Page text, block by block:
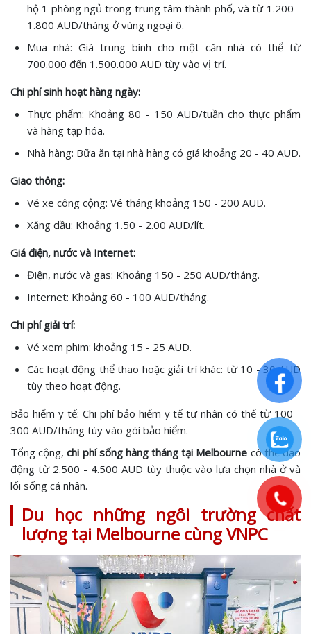
hộ 1 phòng ngủ trong trung tâm thành phố, và từ 1.200 -
1.800 AUD/tháng ở vùng ngoại ô.
Mua nhà: Giá trung bình cho một căn nhà có thể từ
700.000 đến 1.500.000 AUD tùy vào vị trí.
Chi phí sinh hoạt hàng ngày:
Thực phẩm: Khoảng 80 - 150 AUD/tuần cho thực phẩm
và hàng tạp hóa.
Nhà hàng: Bữa ăn tại nhà hàng có giá khoảng 20 - 40 AUD.
Giao thông:
Vé xe công cộng: Vé tháng khoảng 150 - 200 AUD.
Xăng dầu: Khoảng 1.50 - 2.00 AUD/lít.
Giá điện, nước và Internet:
Điện, nước và gas: Khoảng 150 - 250 AUD/tháng.
Internet: Khoảng 60 - 100 AUD/tháng.
Chi phí giải trí:
Vé xem phim: khoảng 15 - 25 AUD.
Các hoạt động thể thao hoặc giải trí khác: từ 10 - 30 AUD
tùy theo hoạt động.
Bảo hiểm y tế: Chi phí bảo hiểm y tế tư nhân có thể từ 100 -
300 AUD/tháng tùy vào gói bảo hiểm.
Tổng cộng,chi phí sống hàng tháng tại Melbourne có thể dao
động từ 2.500 - 4.500 AUD tùy thuộc vào lựa chọn nhà ở và
lối sống cá nhân.
Du học những ngôi trường chất
lượng tại Melbourne cùng VNPC